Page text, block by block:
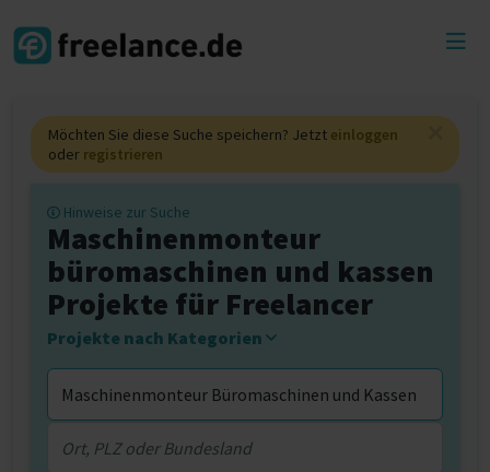
Möchten Sie diese Suche speichern? Jetzt einloggen
oder registrieren
Hinweise zur Suche
Maschinenmonteur
büromaschinen und kassen
Projekte für Freelancer
Projekte nach Kategorien